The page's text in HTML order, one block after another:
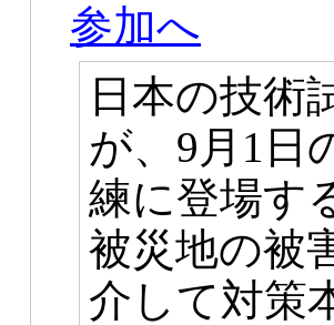
参加へ
日本の技術
が、9月1日
練に登場す
被災地の被
介して対策